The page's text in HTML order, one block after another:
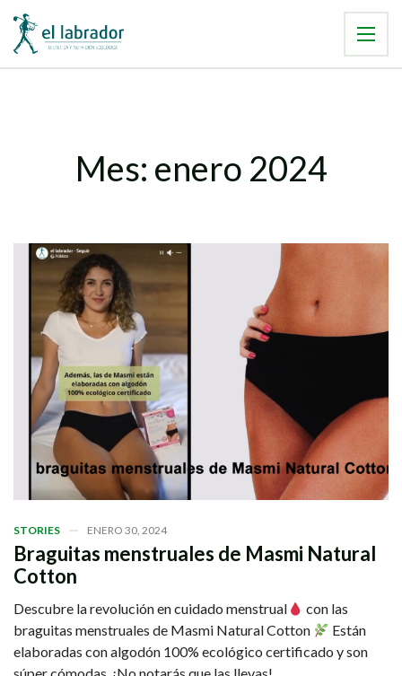
Mes: enero 2024
STORIES ENERO 30, 2024
Braguitas menstruales de Masmi Natural
Cotton
Descubre la revolución en cuidado menstrual
con las
braguitas menstruales de Masmi Natural Cotton
Están
elaboradas con algodón 100% ecológico certificado y son